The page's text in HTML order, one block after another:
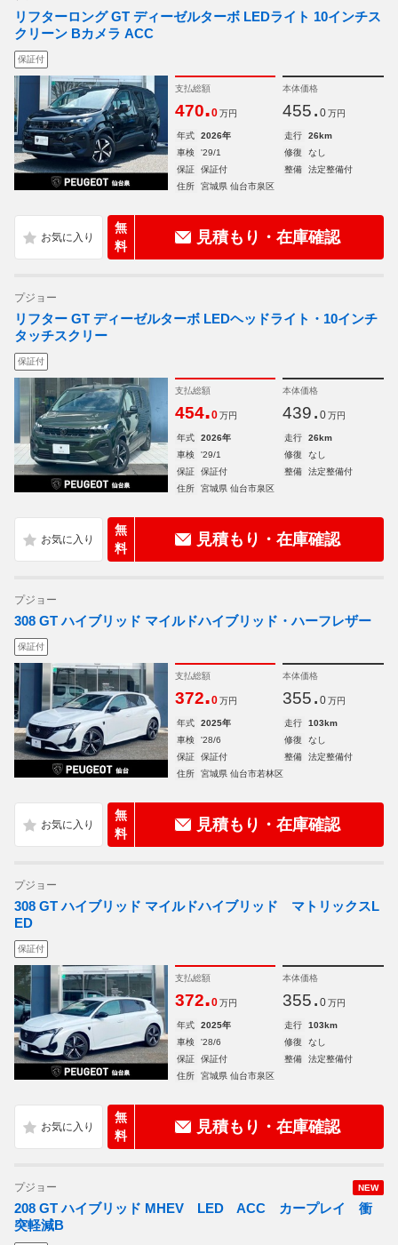
リフターロング GT ディーゼルターボ LEDライト 10インチス
クリーン Bカメラ ACC
保証付
支払総額
470.0 万円
本体価格
455. 0 万円
年式 2026年 走行
26km
車検
'29/1 修復
なし
保証
保証付 整備
法定整備付
住所
宮城県 仙台市泉区
無
料
見積もり・在庫確認
プジョー
リフター GT ディーゼルターボ LEDヘッドライト・10インチ
タッチスクリー
保証付
支払総額
454.0 万円
本体価格
439. 0 万円
年式 2026年 走行
26km
車検
'29/1 修復
なし
保証
保証付 整備
法定整備付
住所
宮城県 仙台市泉区
無
料
見積もり・在庫確認
プジョー
308 GT ハイブリッド マイルドハイブリッド・ハーフレザー
保証付
支払総額
372.0 万円
本体価格
355. 0 万円
年式 2025年 走行
103km
車検
'28/6 修復
なし
保証
保証付 整備
法定整備付
住所
宮城県 仙台市若林区
無
料
見積もり・在庫確認
プジョー
308 GT ハイブリッド マイルドハイブリッド マトリックスL
ED
保証付
支払総額
372.0 万円
本体価格
355. 0 万円
年式 2025年 走行
103km
車検
'28/6 修復
なし
保証
保証付 整備
法定整備付
住所
宮城県 仙台市泉区
無
料
見積もり・在庫確認
NEW
プジョー
208 GT ハイブリッド MHEV LED ACC カープレイ 衝
突軽減B